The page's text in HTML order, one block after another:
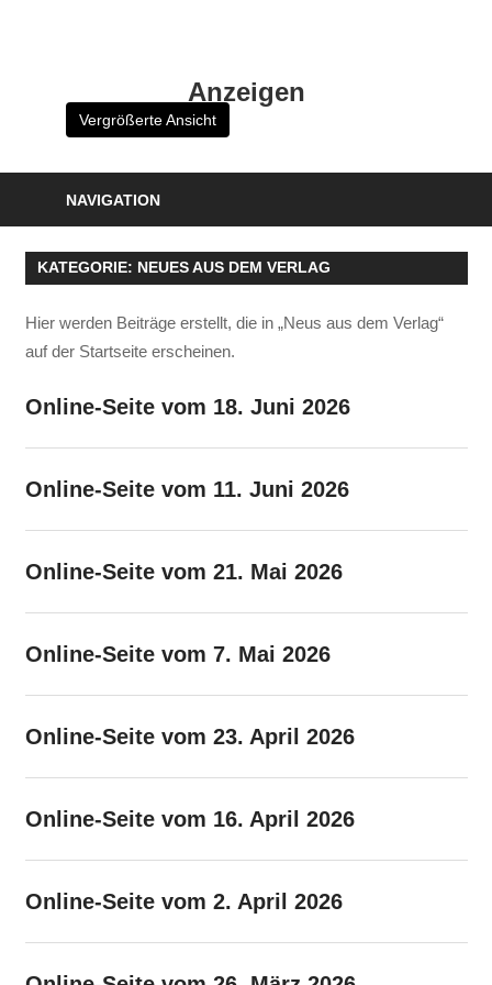
Anzeigen
Vergrößerte Ansicht
NAVIGATION
KATEGORIE: NEUES AUS DEM VERLAG
Hier werden Beiträge erstellt, die in „Neus aus dem Verlag“
auf der Startseite erscheinen.
Online-Seite vom 18. Juni 2026
Online-Seite vom 11. Juni 2026
Online-Seite vom 21. Mai 2026
Online-Seite vom 7. Mai 2026
Online-Seite vom 23. April 2026
Online-Seite vom 16. April 2026
Online-Seite vom 2. April 2026